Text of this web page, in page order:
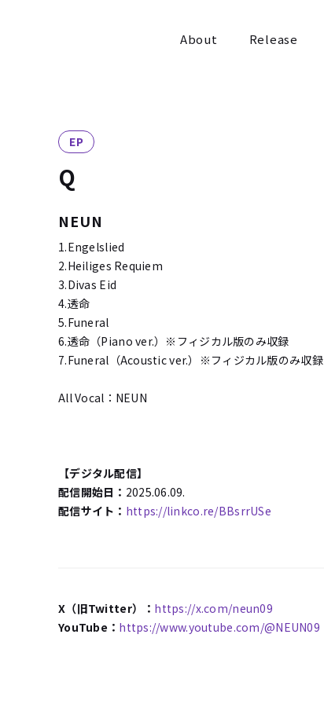
About Release
EP
Q
NEUN
1.Engelslied
2.Heiliges Requiem
3.Divas Eid
4.透命
5.Funeral
6.透命（Piano ver.）※フィジカル版のみ収録
7.Funeral（Acoustic ver.）※フィジカル版のみ収録
All Vocal：NEUN
【デジタル配信】
配信開始日： 2025.06.09.
配信サイト： https://linkco.re/BBsrrUSe
X（旧Twitter）： https://x.com/neun09
YouTube： https://www.youtube.com/@NEUN09